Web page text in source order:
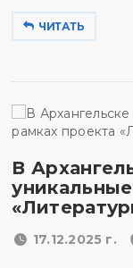
ЧИТАТЬ
В
17.12.2025 г.